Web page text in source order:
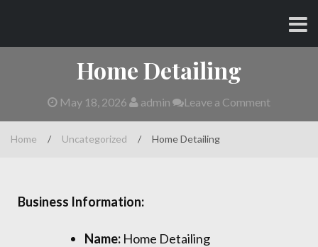
content
Home Detailing
May 18, 2026 admin Leave a Comment
Home / Uncategorized / Home Detailing
Business Information:
Name: Home Detailing